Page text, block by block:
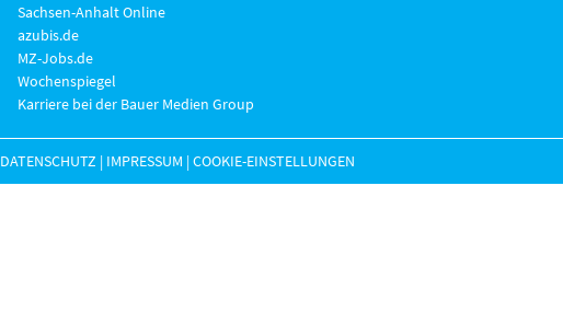
Sachsen-Anhalt Online
azubis.de
MZ-Jobs.de
Wochenspiegel
Karriere bei der Bauer Medien Group
DATENSCHUTZ | IMPRESSUM |COOKIE-EINSTELLUNGEN